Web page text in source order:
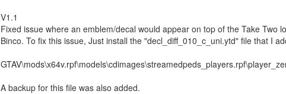
V1.1
Fixed issue where an emblem/decal would appear on top of the Take Two
Binco. To fix this issue, Just install the "decl_diff_010_c_uni.ytd" file that I
A backup for this file was also added.